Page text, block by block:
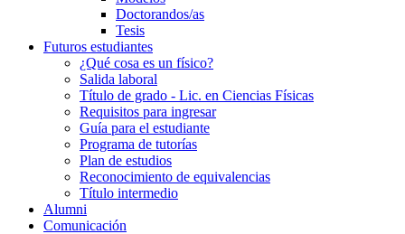
Doctorandos/as
Tesis
Futuros estudiantes
¿Qué cosa es un físico?
Salida laboral
Título de grado - Lic. en Ciencias Físicas
Requisitos para ingresar
Guía para el estudiante
Programa de tutorías
Plan de estudios
Reconocimiento de equivalencias
Título intermedio
Alumni
Comunicación